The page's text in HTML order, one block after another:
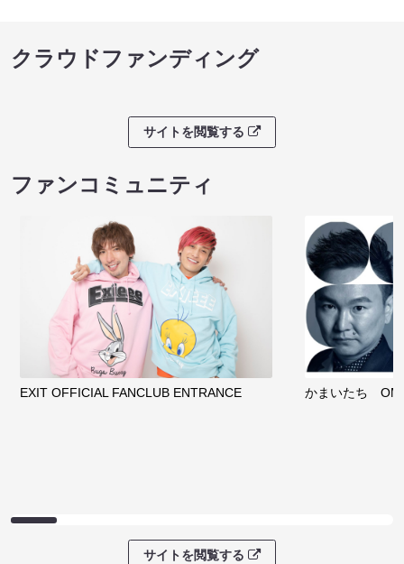
クラウドファンディング
サイトを閲覧する
ファンコミュニティ
EXIT OFFICIAL FANCLUB ENTRANCE かまいたち
サイトを閲覧する